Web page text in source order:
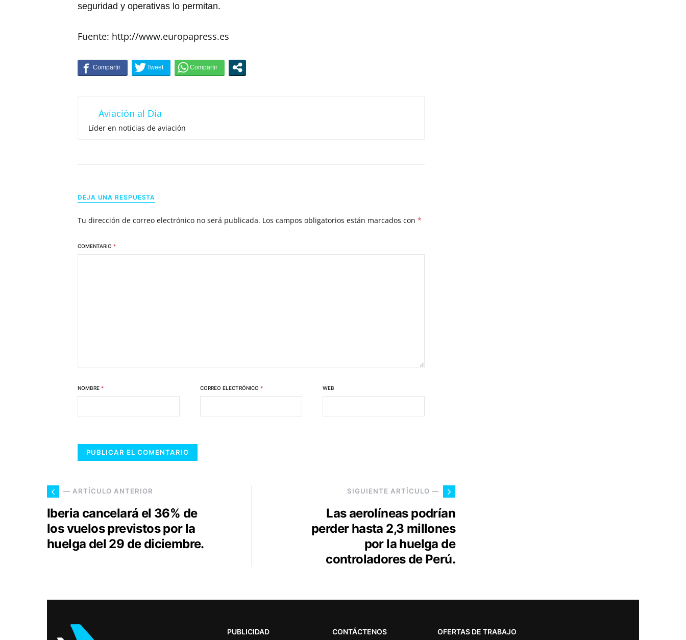
seguridad y operativas lo permitan.
Fuente: http://www.europapress.es
Aviación al Día
Líder en noticias de aviación
DEJA UNA RESPUESTA
Tu dirección de correo electrónico no será publicada. Los campos obligatorios están marcados con *
COMENTARIO *
NOMBRE * CORREO ELECTRÓNICO * WEB
— ARTÍCULO ANTERIOR
Iberia cancelará el 36% de
los vuelos previstos por la
huelga del 29 de diciembre.
SIGUIENTE ARTÍCULO —
Las aerolíneas podrían
perder hasta 2,3 millones
por la huelga de
controladores de Perú.
PUBLICIDAD CONTÁCTENOS OFERTAS DE TRABAJO